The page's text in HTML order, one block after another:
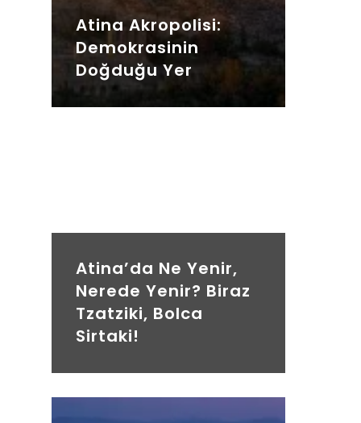
Atina Akropolisi:
Demokrasinin
Doğduğu Yer
Atina’da Ne Yenir,
Nerede Yenir? Biraz
Tzatziki, Bolca
Sirtaki!